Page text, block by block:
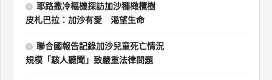
耶路撒冷樞機探訪加沙種橄欖樹
皮札巴拉：加沙有愛 渴望生命
聯合國報告記錄加沙兒童死亡情況
規模「駭人聽聞」致嚴重法律問題